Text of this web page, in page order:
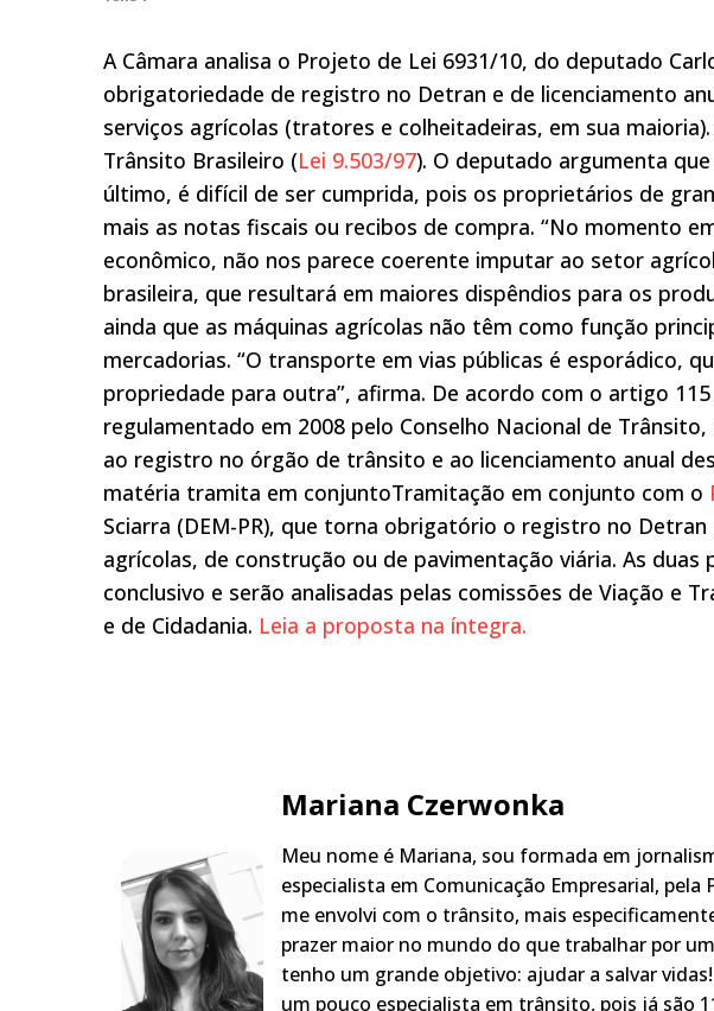
A Câmara analisa o Projeto de Lei 6931/10, do deputado
obrigatoriedade de registro no Detran e de licenciamento
serviços agrícolas (tratores e colheitadeiras, em sua
Trânsito Brasileiro (Lei 9.503/97). O deputado argumenta
último, é difícil de ser cumprida, pois os proprietários de
mais as notas fiscais ou recibos de compra. “No momento
econômico, não nos parece coerente imputar ao setor
brasileira, que resultará em maiores dispêndios para os
ainda que as máquinas agrícolas não têm como função
mercadorias. “O transporte em vias públicas é esporádico,
propriedade para outra”, afirma. De acordo com o artigo
regulamentado em 2008 pelo Conselho Nacional de
ao registro no órgão de trânsito e ao licenciamento anual
matéria tramita em conjuntoTramitação em conjunto com o
Sciarra (DEM-PR), que torna obrigatório o registro no
agrícolas, de construção ou de pavimentação viária. As
conclusivo e serão analisadas pelas comissões de Viação e
e de Cidadania. Leia a proposta na íntegra.
Mariana Czerwonka
Meu nome é Mariana, sou formada em
especialista em Comunicação Empresarial, pela
me envolvi com o trânsito, mais
prazer maior no mundo do que trabalhar por
tenho um grande objetivo: ajudar a salvar
um pouco especialista em trânsito, pois já são